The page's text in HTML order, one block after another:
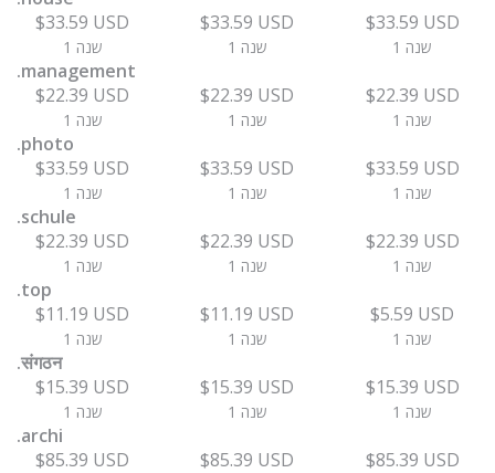
$33.59 USD
1 שנה
$33.59 USD
1 שנה
$33.59 USD
1 שנה
.management
$22.39 USD
1 שנה
$22.39 USD
1 שנה
$22.39 USD
1 שנה
.photo
$33.59 USD
1 שנה
$33.59 USD
1 שנה
$33.59 USD
1 שנה
.schule
$22.39 USD
1 שנה
$22.39 USD
1 שנה
$22.39 USD
1 שנה
.top
$11.19 USD
1 שנה
$11.19 USD
1 שנה
$5.59 USD
1 שנה
.संगठन
$15.39 USD
1 שנה
$15.39 USD
1 שנה
$15.39 USD
1 שנה
.archi
$85.39 USD
$85.39 USD $85.39 USD